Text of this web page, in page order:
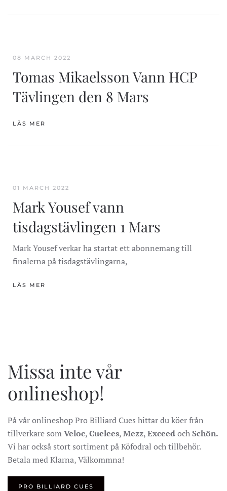
08 MARCH 2022
Tomas Mikaelsson Vann HCP
Tävlingen den 8 Mars
LÄS MER
01 MARCH 2022
Mark Yousef vann
tisdagstävlingen 1 Mars
Mark Yousef verkar ha startat ett abonnemang till
finalerna på tisdagstävlingarna,
LÄS MER
Missa inte vår
onlineshop!
På vår onlineshop Pro Billiard Cues hittar du köer från
tillverkare somVeloc,Cuelees,Mezz,ExceedochSchön.
Vi har också stort sortiment på Köfodral och tillbehör.
Betala med Klarna, Välkommna!
PRO BILLIARD CUES